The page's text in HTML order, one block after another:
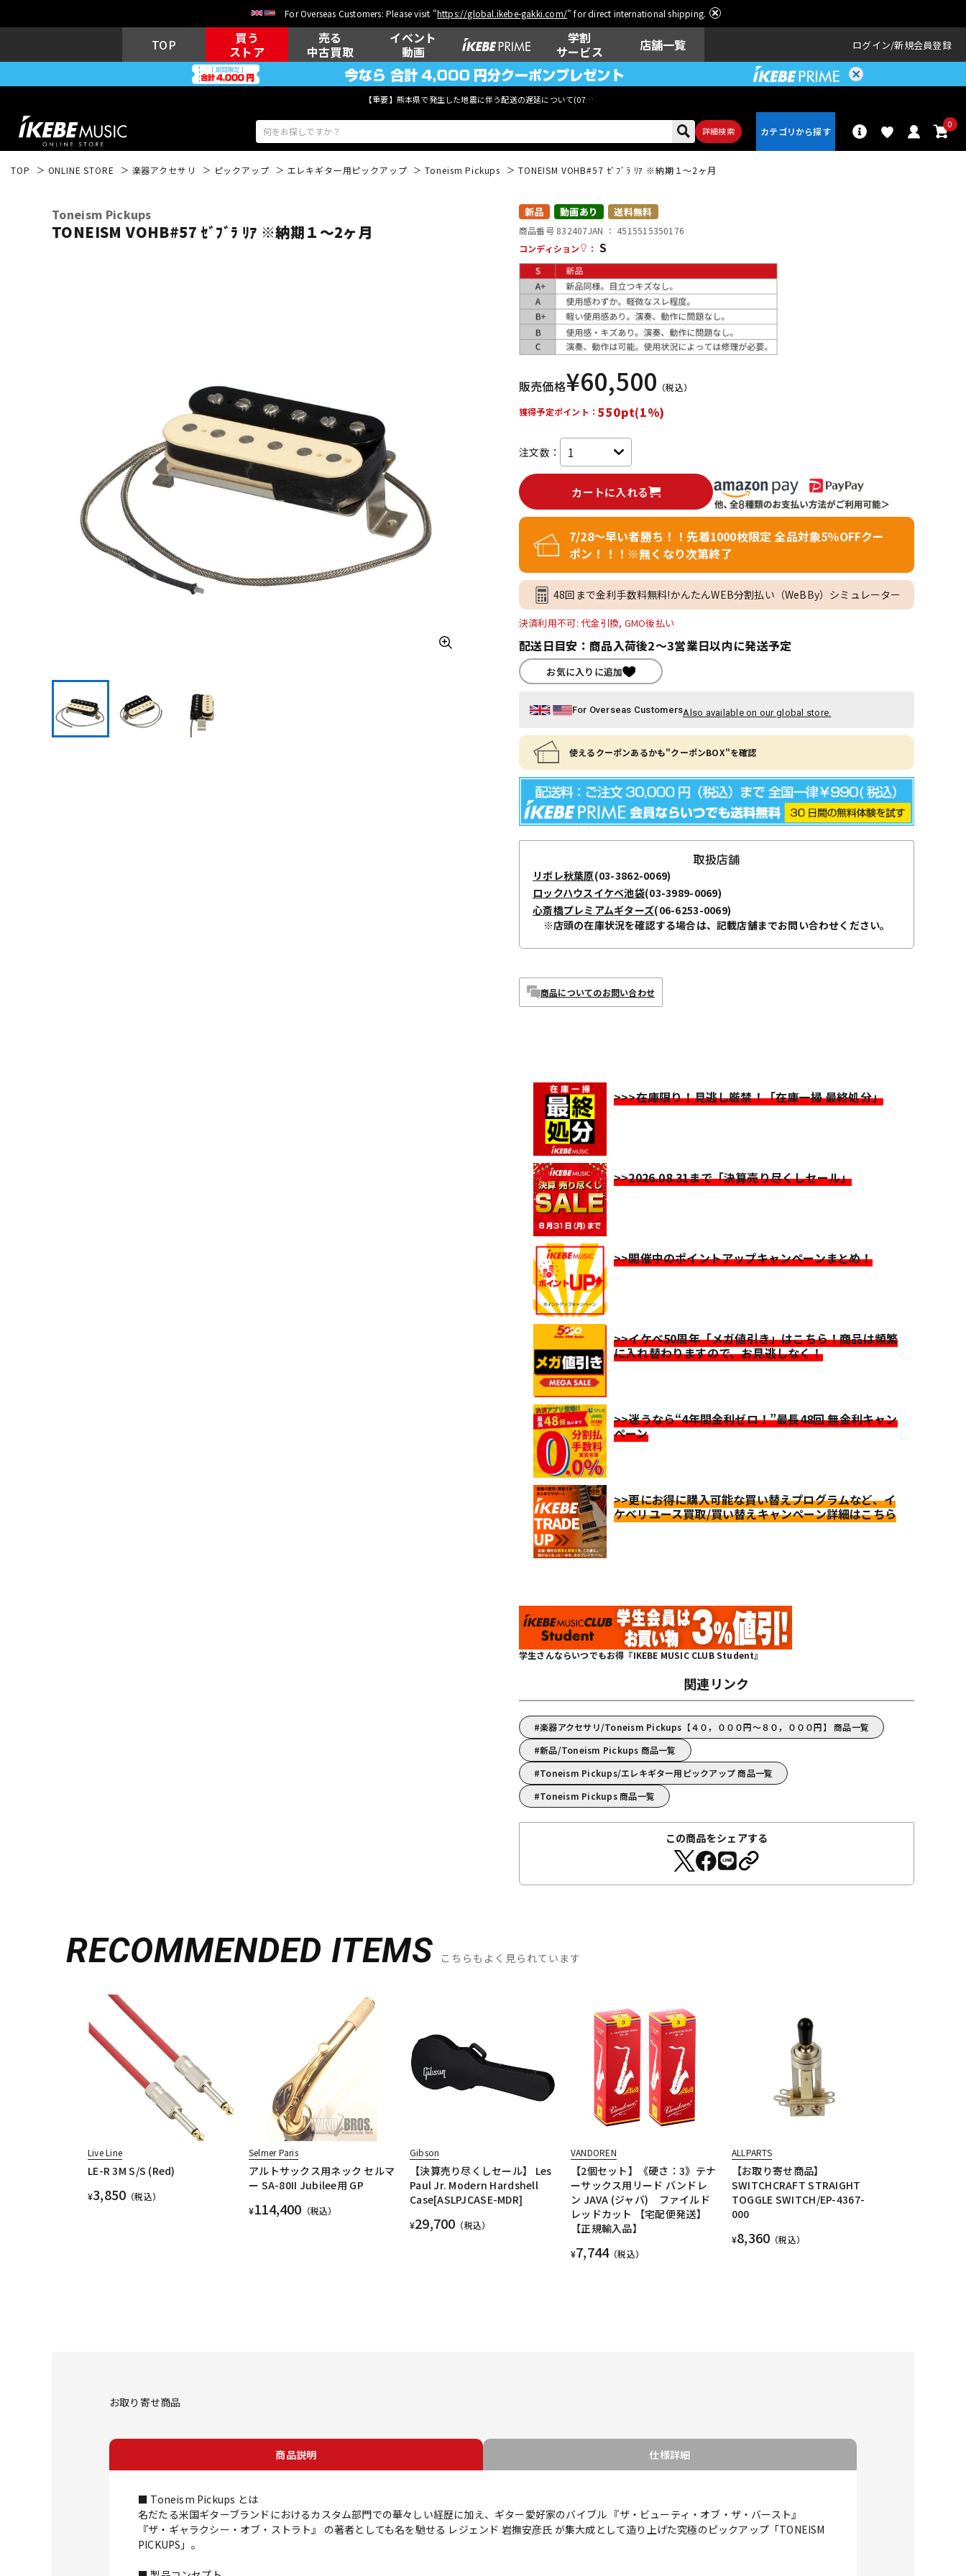
For Overseas Customers: Please visit "https://global.ikebe-gakki.com/" for direct international shipping.
TOP
買う
ストア
売る
中古買取
イベント
動画
学割
サービス
店舗一覧 ログイン 新規会員登録
【重要】熊本県で発生した地震に伴う配送の遅延について(07月29日
詳細検索
0
ウクレレ
その他楽器
レコーディン
グ機器
配信/ライブ
機器
ヴィンテージ
TOP ONLINE STORE 楽器アクセサリ ピックアップ エレキギター用ピックアップ Toneism Pickups TONEISM VOHB#57 ｾﾞﾌﾞﾗ ﾘｱ ※納期１～2ヶ月
Toneism Pickups
TONEISM VOHB#57 ｾﾞﾌﾞﾗ ﾘｱ ※納期１～2ヶ月
新品 動画あり 送料無料
商品番号 832407JAN ： 4515515350176
コンディション
： S
販売価格¥60,500 （税込）
獲得予定ポイント： 550pt(1%)
注文数：
カートに入れる
7/28～早い者勝ち！！先着1000枚限定 全品対象5％OFFクー
ポン！！！※無くなり次第終了
48回まで金利手数料無料!かんたんWEB分割払い（WeBBy）シミュレーター
決済利用不可: 代金引換, GMO後払い
配送日目安：商品入荷後2～3営業日以内に発送予定
お気に入りに追加
For Overseas CustomersAlso available on our global store.
使えるクーポンあるかも"クーポンBOX"を確認
取扱店舗
リボレ秋葉原(03-3862-0069)
ロックハウスイケベ池袋(03-3989-0069)
心斎橋プレミアムギターズ(06-6253-0069)
※店頭の在庫状況を確認する場合は、記載店舗までお問い合わせください。
商品についてのお問い合わせ
>>>在庫限り！見逃し厳禁！「在庫一掃 最終処分」
>>2026.08.31まで「決算売り尽くしセール」
>>開催中のポイントアップキャンペーンまとめ！
>>イケベ50周年「メガ値引き」はこちら！商品は頻繁
に入れ替わりますので、お見逃しなく！
>>迷うなら“4年間金利ゼロ！”最長48回 無金利キャン
ペーン
>>更にお得に購入可能な買い替えプログラムなど、イ
ケベリユース買取/買い替えキャンペーン詳細はこちら
学生さんならいつでもお得『IKEBE MUSIC CLUB Student』
関連リンク
楽器アクセサリ/Toneism Pickups【４０，０００円～８０，０００円】 商品一覧
新品/Toneism Pickups 商品一覧
Toneism Pickups/エレキギター用ピックアップ 商品一覧
Toneism Pickups 商品一覧
この商品をシェアする
RECOMMENDED ITEMS こちらもよく見られています
Live Line
LE-R 3M S/S (Red)
¥3,850 （税込）
Selmer Paris
アルトサックス用ネック セルマ
ー SA-80II Jubilee用 GP
¥114,400 （税込）
Gibson
【決算売り尽くしセール】 Les
Paul Jr. Modern Hardshell
Case[ASLPJCASE-MDR]
¥29,700 （税込）
VANDOREN
【2個セット】《硬さ：3》テナ
ーサックス用リード バンドレ
ン JAVA (ジャバ) ファイルド
レッドカット 【宅配便発送】
【正規輸入品】
¥7,744（税込）
ALLPARTS
【お取り寄せ商品】
SWITCHCRAFT STRAIGHT
TOGGLE SWITCH/EP-4367-
000
¥8,360 （税込）
お取り寄せ商品
商品説明 仕様詳細
■ Toneism Pickups とは
名だたる米国ギターブランドにおけるカスタム部門での華々しい経歴に加え、ギター愛好家のバイブル 『ザ・ビューティ・オブ・ザ・バースト』
『ザ・ギャラクシー・オブ・ストラト』 の著者としても名を馳せる レジェンド 岩撫安彦氏 が集大成として造り上げた究極のピックアップ「TONEISM
PICKUPS」。